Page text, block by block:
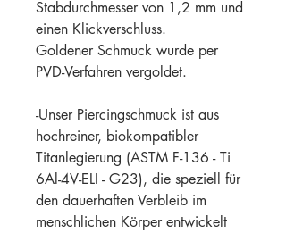
Stabdurchmesser von 1,2 mm und
einen Klickverschluss.
Goldener Schmuck wurde per
PVD-Verfahren vergoldet.
-Unser Piercingschmuck ist aus
hochreiner, biokompatibler
Titanlegierung (ASTM F-136 - Ti
6Al-4V-ELI - G23), die speziell für
den dauerhaften Verbleib im
menschlichen Körper entwickelt